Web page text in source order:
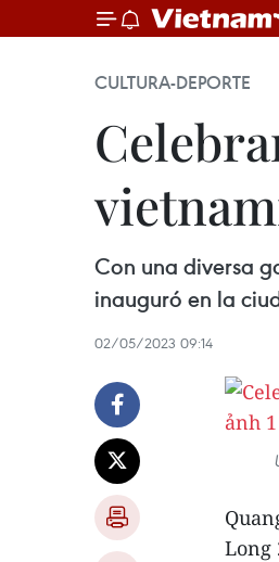
CULTURA-DEPORTE
Con una diversa
inauguró en la
02/05/2023 09:14
Long